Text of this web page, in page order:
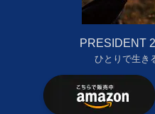
PRESIDENT
ひとりで生き